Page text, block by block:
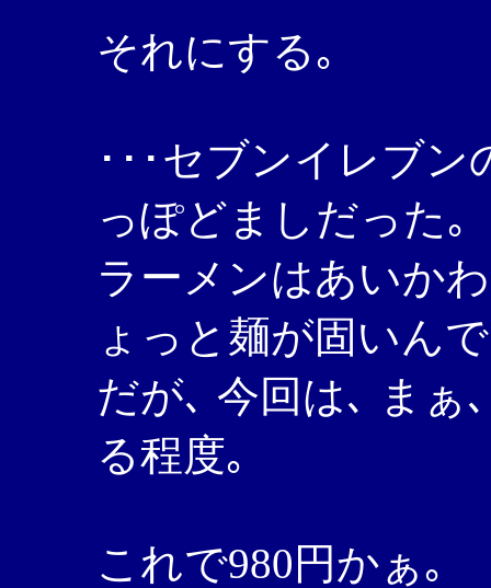
それにする｡
･･･セブンイレブ
っぽどましだった｡
ラーメンはあいか
ょっと麺が固いん
だが､ 今回は､ まぁ
る程度｡
これで980円かぁ｡